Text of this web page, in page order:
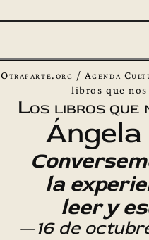
Otraparte.org / Agenda
libros que nos
Los libros que
Ángela
la
leer y
—16 de